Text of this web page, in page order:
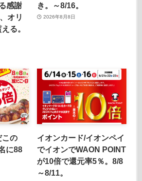
感謝
オリ
る。
き。～8/16。
2026年8月8日
この
に88
イオンカード/イオンペイ
でイオンでWAON POINT
が10倍で還元率5％。8/8
～8/11。